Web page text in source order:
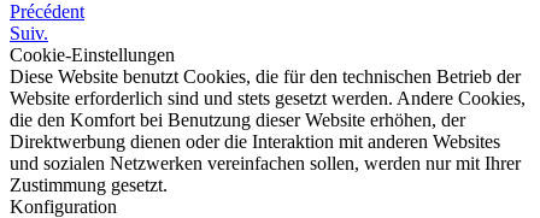
Précédent
Suiv.
Cookie-Einstellungen
Diese Website benutzt Cookies, die für den technischen Betrieb der
Website erforderlich sind und stets gesetzt werden. Andere Cookies,
die den Komfort bei Benutzung dieser Website erhöhen, der
Direktwerbung dienen oder die Interaktion mit anderen Websites
und sozialen Netzwerken vereinfachen sollen, werden nur mit Ihrer
Zustimmung gesetzt.
Konfiguration